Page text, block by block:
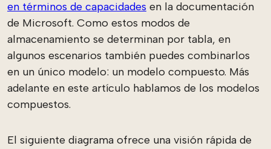
en términos de capacidades en la documentación
de Microsoft. Como estos modos de
almacenamiento se determinan por tabla, en
algunos escenarios también puedes combinarlos
en un único modelo: un modelo compuesto. Más
adelante en este artículo hablamos de los modelos
compuestos.
El siguiente diagrama ofrece una visión rápida de